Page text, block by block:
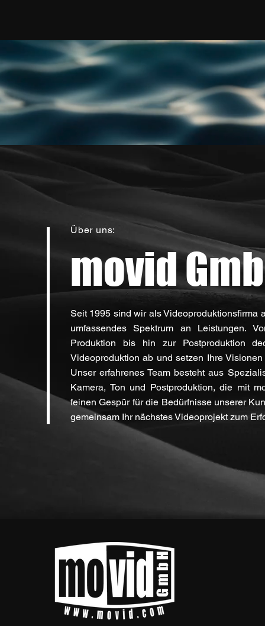
Über uns:
movid
Seit 1995 sind wir als Videoproduktionsfirma
umfassendes Spektrum an Leistungen.
Produktion bis hin zur Postproduktion
Videoproduktion ab und setzen Ihre
Unser erfahrenes Team besteht aus
Kamera, Ton und Postproduktion, die mit
feinen Gespür für die Bedürfnisse unserer
gemeinsam Ihr nächstes Videoprojekt zum